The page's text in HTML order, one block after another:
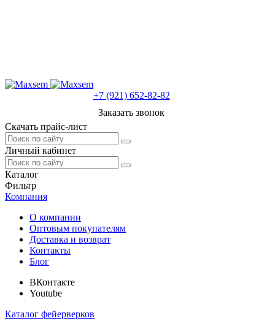
+7 (921) 652-82-82
Заказать звонок
Скачать прайс-лист
Личный кабинет
Каталог
Фильтр
Компания
О компании
Оптовым покупателям
Доставка и возврат
Контакты
Блог
ВКонтакте
Youtube
Каталог фейерверков